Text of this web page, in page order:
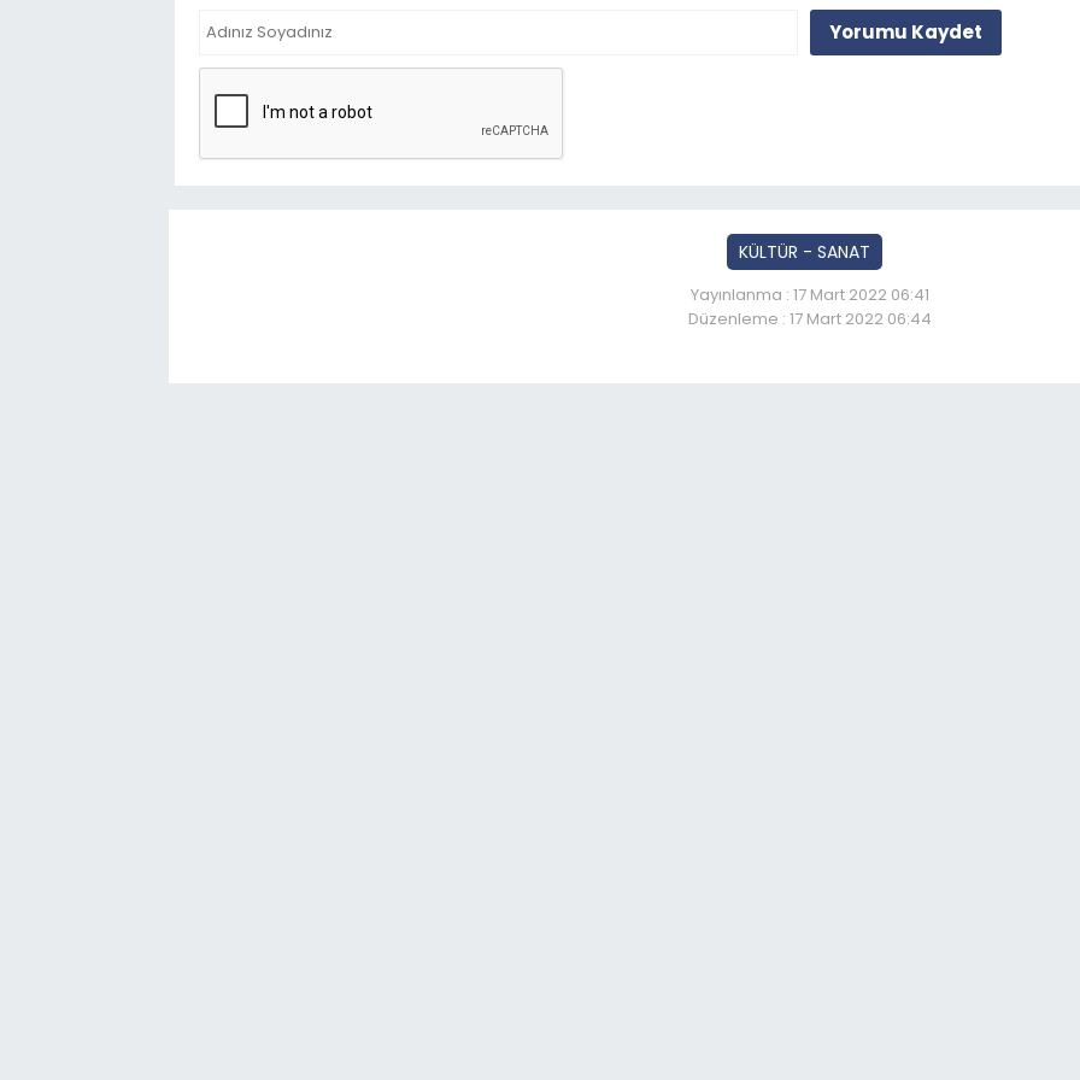
Yorumu Kaydet
KÜLTÜR - SANAT
Yayınlanma : 17 Mart 2022 06:41
Düzenleme : 17 Mart 2022 06:44